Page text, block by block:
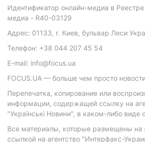
Идентификатор онлайн-медиа в
медиа - R40-03129
Адрес: 01133, г. Киев, бульвар Леси
Телефон: +38 044 207 45 54
E-mail: info@focus.ua
FOCUS.UA — больше чем просто
Перепечатка, копирование или
информации, содержащей ссылку на
"Українські Новини", в каком-либо виде
Все материалы, которые размещены на
ссылкой на агентство "Интерфакс-